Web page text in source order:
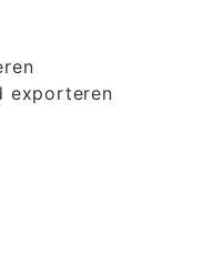
exporteren